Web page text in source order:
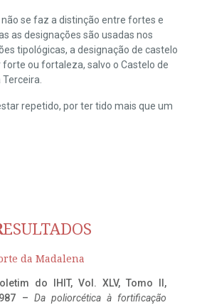
se faz a distinção entre fortes e
as designações são usadas nos
tipológicas, a designação de castelo
ou fortaleza, salvo o Castelo de
repetido, por ter tido mais que um
da Madalena
do IHIT, Vol. XLV, Tomo II,
– Da poliorcética à fortificação